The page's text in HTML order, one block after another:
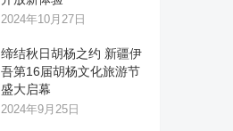
2024年10月27日
缔结秋日胡杨之约 新疆伊
吾第16届胡杨文化旅游节
盛大启幕
2024年9月25日